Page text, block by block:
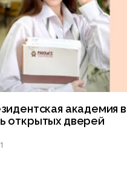
академия
открытых дверей